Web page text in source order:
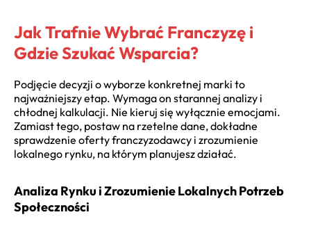
Jak Trafnie Wybrać Franczyzę i
Gdzie Szukać Wsparcia?
Podjęcie decyzji o wyborze konkretnej marki to
najważniejszy etap. Wymaga on starannej analizy i
chłodnej kalkulacji. Nie kieruj się wyłącznie emocjami.
Zamiast tego, postaw na rzetelne dane, dokładne
sprawdzenie oferty franczyzodawcy i zrozumienie
lokalnego rynku, na którym planujesz działać.
Analiza Rynku i Zrozumienie Lokalnych Potrzeb
Społeczności